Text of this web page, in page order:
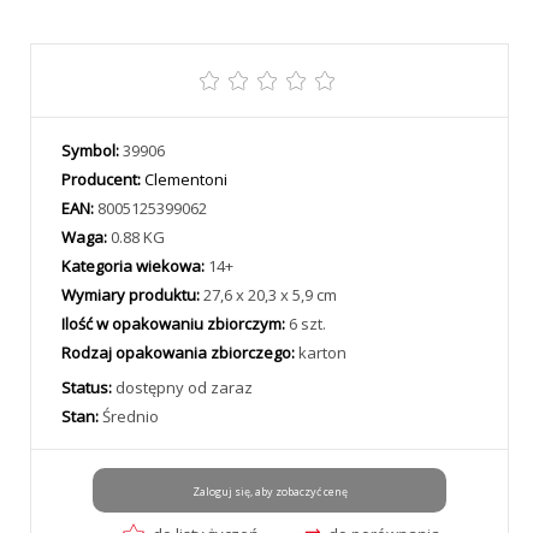
Symbol:39906
Producent:Clementoni
EAN: 8005125399062
Waga: 0.88 KG
Kategoria wiekowa: 14+
Wymiary produktu:27,6 x 20,3 x 5,9 cm
Ilość w opakowaniu zbiorczym: 6 szt.
Rodzaj opakowania zbiorczego:karton
Status: dostępny od zaraz
Stan:Średnio
Zaloguj się, aby zobaczyć cenę